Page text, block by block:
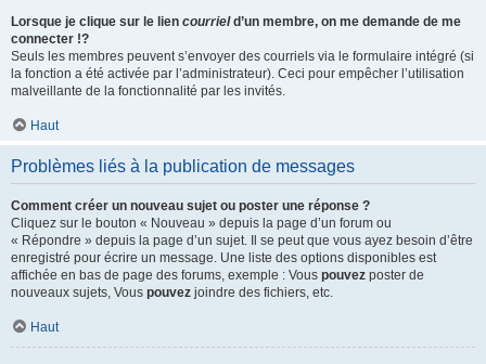
Lorsque je clique sur le lien courrield’un membre, on me demande de me
connecter !?
Seuls les membres peuvent s’envoyer des courriels via le formulaire intégré (si
la fonction a été activée par l’administrateur). Ceci pour empêcher l’utilisation
malveillante de la fonctionnalité par les invités.
Haut
Problèmes liés à la publication de messages
Comment créer un nouveau sujet ou poster une réponse ?
Cliquez sur le bouton « Nouveau » depuis la page d’un forum ou
« Répondre » depuis la page d’un sujet. Il se peut que vous ayez besoin d’être
enregistré pour écrire un message. Une liste des options disponibles est
affichée en bas de page des forums, exemple : Vous pouvez poster de
nouveaux sujets, Vous pouvez joindre des fichiers, etc.
Haut